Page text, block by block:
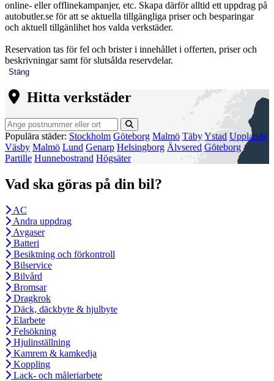
online- eller offlinekampanjer, etc. Skapa därför alltid ett uppdrag på
autobutler.se för att se aktuella tillgängliga priser och besparingar
och aktuell tillgänlihet hos valda verkstäder.
Reservation tas för fel och brister i innehållet i offerten, priser och
beskrivningar samt för slutsålda reservdelar.
Stäng
Hitta verkstäder
Populära städer: Stockholm Göteborg Malmö TäbyYstad Upplands
Väsby Malmö Lund Genarp Helsingborg Älvsered Göteborg
Partille Hunnebostrand Högsäter
Vad ska göras på din bil?
AC
Andra uppdrag
Avgaser
Batteri
Besiktning och förkontroll
Bilservice
Bilvård
Bromsar
Dragkrok
Däck, däckbyte & hjulbyte
Elarbete
Felsökning
Hjulinställning
Kamrem & kamkedja
Koppling
Lack- och måleriarbete